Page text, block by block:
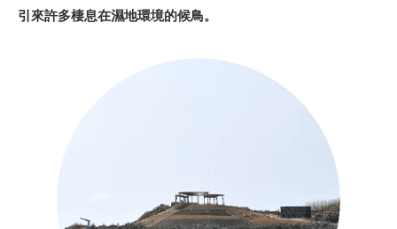
引來許多棲息在濕地環境的候鳥。